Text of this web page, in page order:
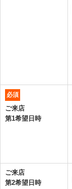
必須
ご来店
第1希望日時
ご来店
第2希望日時